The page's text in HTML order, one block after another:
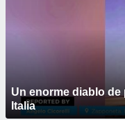
Un enorme diablo
Italia